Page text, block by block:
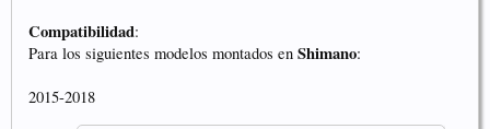
Compatibilidad:
Para los siguientes modelos montados en Shimano:
2015-2018